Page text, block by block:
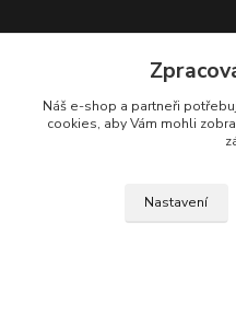
Obchodní podmínky
Ochrana osobních údajů
Kontakty
Reklamační řád
Náš e-shop a partneři
cookies, aby Vám mohli
Nastavení